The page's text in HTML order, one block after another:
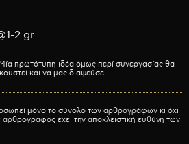
2.gr
πρωτότυπη ιδέα όμως περί συνεργασίας θα
και να μας διαψεύσει.
μόνο το σύνολο των αρθρογράφων κι όχι
έχει την αποκλειστική ευθύνη των